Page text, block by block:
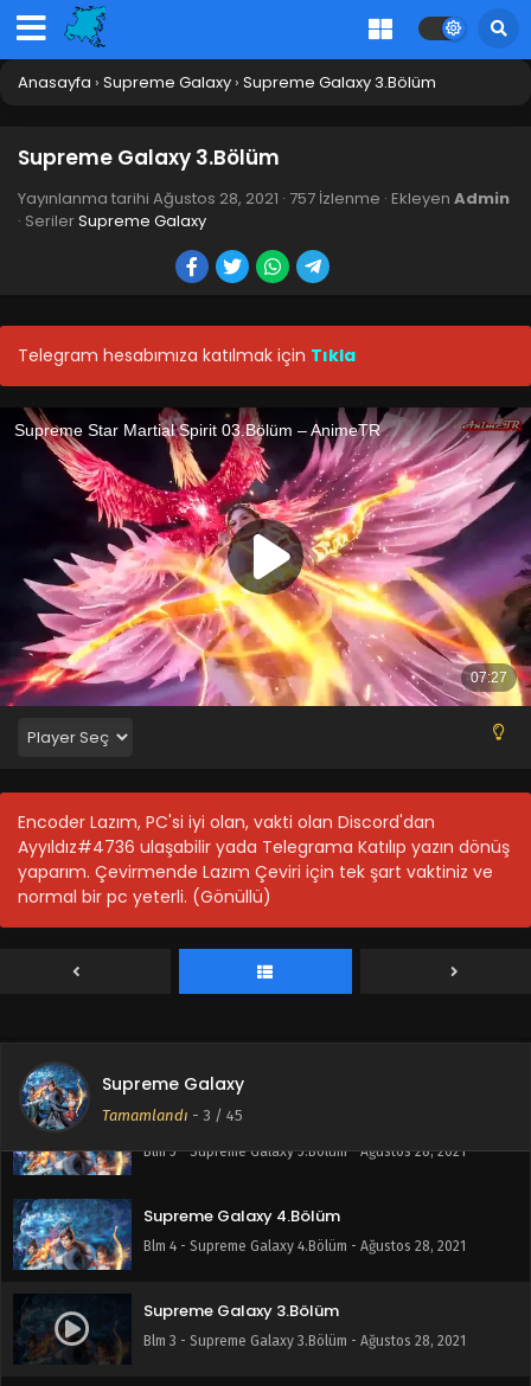
Anasayfa › Supreme Galaxy › Supreme Galaxy 3.Bölüm
Supreme Galaxy 3.Bölüm
Yayınlanma tarihi Ağustos 28, 2021 · 757 İzlenme · Ekleyen Admin
· SerilerSupreme Galaxy
Telegram hesabımıza katılmak için Tıkla
Encoder Lazım, PC'si iyi olan, vakti olan Discord'dan
Ayyıldız#4736 ulaşabilir yada Telegrama Katılıp yazın dönüş
yaparım. Çevirmende Lazım Çeviri için tek şart vaktiniz ve
normal bir pc yeterli. (Gönüllü)
Supreme Galaxy
Tamamlandı - 3 / 45
Supreme Galaxy 1-45 Full Bölüm
Blm 1-45 - Nisan 25, 2022
Supreme Galaxy 5.Bölüm
Blm 5 - Supreme Galaxy 5.Bölüm - Ağustos 28, 2021
Supreme Galaxy 4.Bölüm
Blm 4 - Supreme Galaxy 4.Bölüm - Ağustos 28, 2021
Supreme Galaxy 3.Bölüm
Blm 3 - Supreme Galaxy 3.Bölüm - Ağustos 28, 2021